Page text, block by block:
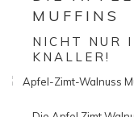
MUFFINS
NICHT NUR
KNALLER!